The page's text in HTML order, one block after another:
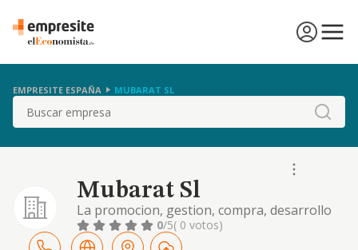
EMPRESITE ESPAÑA MUBARAT SL
Buscar
Mubarat Sl
La promocion, gestion, compra, desarrollo
de suelos e inmuebles y en general la
actividad inmobiliaria
0/5( 0 votos)